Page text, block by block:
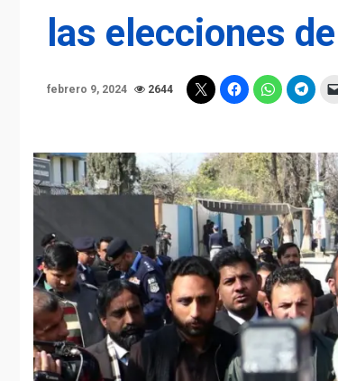
las elecciones
febrero 9, 2024 2644